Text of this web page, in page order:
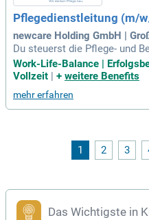
Pflegedienstleitung (m/
newcare Holding GmbH |
Du steuerst die Pflege- und
ziehung fachlicher,
ekte; Du entwickelst
gequalität sicher
Work-Life-Balance |
Vollzeit | + weitere Benefits
mehr erfahren
1 2 3
Das Wichtigste in